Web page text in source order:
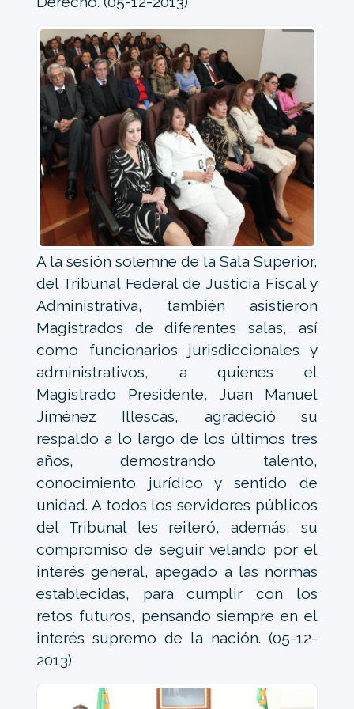
A la sesión solemne de la Sala Superior,
del Tribunal Federal de Justicia Fiscal y
Administrativa, también asistieron
Magistrados de diferentes salas, así
como funcionarios jurisdiccionales y
administrativos, a quienes el
Magistrado Presidente, Juan Manuel
Jiménez Illescas, agradeció su
respaldo a lo largo de los últimos tres
años, demostrando talento,
conocimiento jurídico y sentido de
unidad. A todos los servidores públicos
del Tribunal les reiteró, además, su
compromiso de seguir velando por el
interés general, apegado a las normas
establecidas, para cumplir con los
retos futuros, pensando siempre en el
interés supremo de la nación. (05-12-
2013)